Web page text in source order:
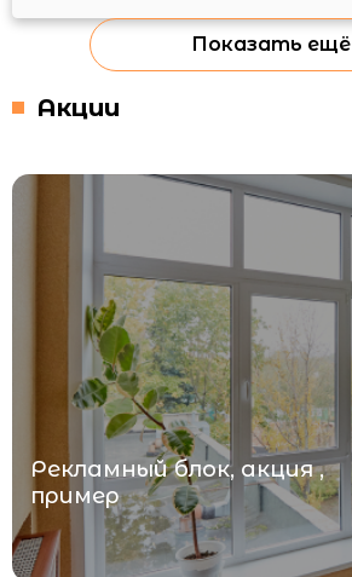
Показать ещё
Акции
Рекламный блок, акция ,
пример